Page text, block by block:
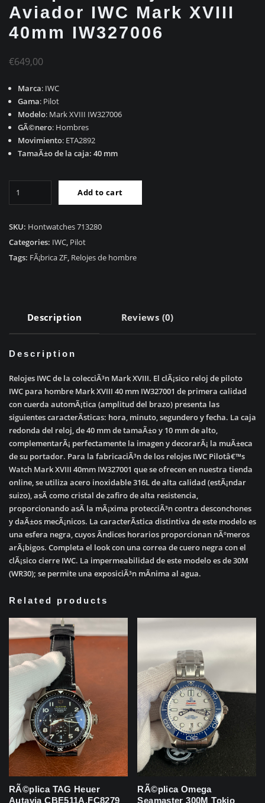
Aviador IWC Mark XVIII
40mm IW327006
€649,00
Marca: IWC
Gama: Pilot
Modelo: Mark XVIII IW327006
GÃ©nero: Hombres
Movimiento: ETA2892
TamaÃ±o de la caja: 40 mm
Aviador
IWC
XVIII
Add to cart
SKU: Hontwatches 713280
Categories: IWC, Pilot
Tags: FÃ¡brica ZF, Relojes de hombre
Description Reviews (0)
Description
Relojes IWC de la colecciÃ³n Mark XVIII. El clÃ¡sico reloj de piloto
IWC para hombre Mark XVIII 40 mm IW327001 de primera calidad
con cuerda automÃ¡tica (amplitud del brazo) presenta las
siguientes caracterÃ­sticas: hora, minuto, segundero y fecha. La caja
redonda del reloj, de 40 mm de tamaÃ±o y 10 mm de alto,
complementarÃ¡ perfectamente la imagen y decorarÃ¡ la muÃ±eca
de su portador. Para la fabricaciÃ³n de los relojes IWC Pilotâ€™s
Watch Mark XVIII 40mm IW327001 que se ofrecen en nuestra tienda
online, se utiliza acero inoxidable 316L de alta calidad (estÃ¡ndar
suizo), asÃ­ como cristal de zafiro de alta resistencia,
proporcionando asÃ­ la mÃ¡xima protecciÃ³n contra desconchones
y daÃ±os mecÃ¡nicos. La caracterÃ­stica distintiva de este modelo es
una esfera negra, cuyos Ã­ndices horarios proporcionan nÃºmeros
arÃ¡bigos. Completa el look con una correa de cuero negra con el
clÃ¡sico cierre IWC. La impermeabilidad de este modelo es de 30M
(WR30); se permite una exposiciÃ³n mÃ­nima al agua.
Related products
RÃ©plica TAG Heuer
Autavia CBE511A.FC8279
RÃ©plica Omega
Seamaster 300M Tokio